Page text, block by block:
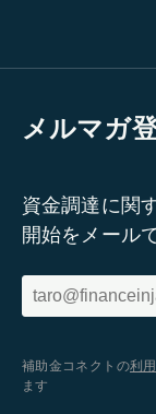
メルマガ
資金調達に関
開始をメール
補助金コネクトの利
ます